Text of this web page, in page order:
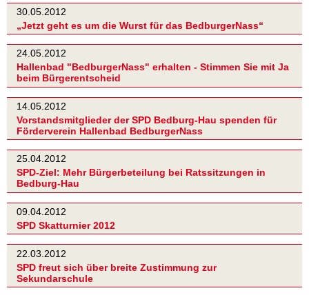
30.05.2012
„Jetzt geht es um die Wurst für das BedburgerNass“
24.05.2012
Hallenbad "BedburgerNass" erhalten - Stimmen Sie mit Ja
beim Bürgerentscheid
14.05.2012
Vorstandsmitglieder der SPD Bedburg-Hau spenden für
Förderverein Hallenbad BedburgerNass
25.04.2012
SPD-Ziel: Mehr Bürgerbeteilung bei Ratssitzungen in
Bedburg-Hau
09.04.2012
SPD Skatturnier 2012
22.03.2012
SPD freut sich über breite Zustimmung zur
Sekundarschule